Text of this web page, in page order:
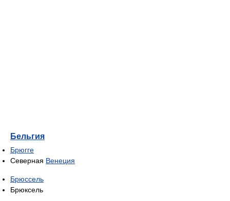
Бельгия
Брюгге
Северная Венеция
Брюссель
Брюксель